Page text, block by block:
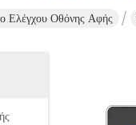
Ελέγχου Οθόνης Αφής